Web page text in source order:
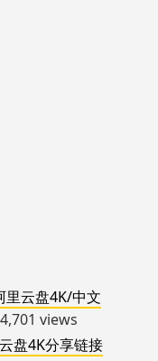
里云盘4K/中文
views
盘4K分享链接